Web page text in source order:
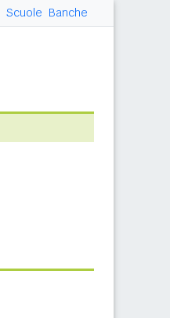
Scuole Banche